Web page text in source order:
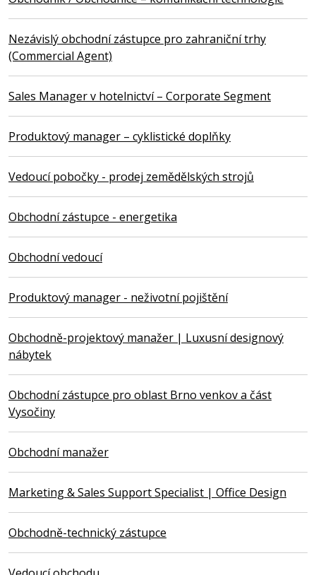
Nezávislý obchodní zástupce pro zahraniční trhy
(Commercial Agent)
Sales Manager v hotelnictví – Corporate Segment
Produktový manager – cyklistické doplňky
Vedoucí pobočky - prodej zemědělských strojů
Obchodní zástupce - energetika
Obchodní vedoucí
Produktový manager - neživotní pojištění
Obchodně-projektový manažer | Luxusní designový
nábytek
Obchodní zástupce pro oblast Brno venkov a část
Vysočiny
Obchodní manažer
Marketing & Sales Support Specialist | Office Design
Obchodně-technický zástupce